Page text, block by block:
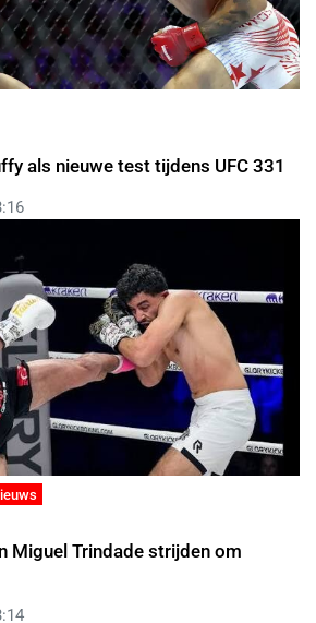
als nieuwe test tijdens UFC 331
Miguel Trindade strijden om